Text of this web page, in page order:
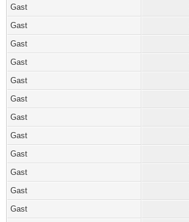
Gast
Gast
Gast
Gast
Gast
Gast
Gast
Gast
Gast
Gast
Gast
Gast